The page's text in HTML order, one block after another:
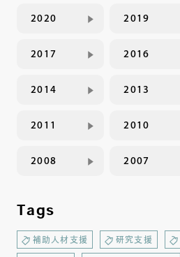
2020 2019
2017 2016
2014 2013
2011 2010
2008 2007
Tags
補助人材支援 研究支援